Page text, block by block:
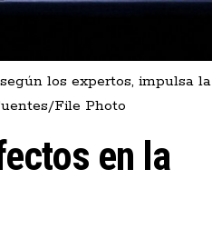
los expertos, impulsa la
File Photo
en la